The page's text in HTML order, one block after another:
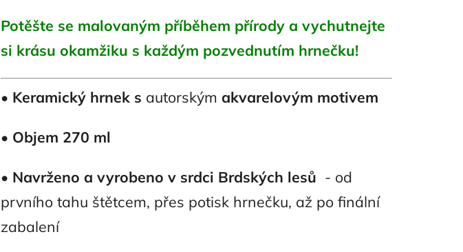
0,0
5
hvězdiček.
Potěšte se malovaným příběhem přírody a vychutnejte
si krásu okamžiku s každým pozvednutím hrnečku!
• Keramický hrnek s autorským akvarelovým motivem
• Objem 270 ml
• Navrženo a vyrobeno v srdci Brdských lesů - od
prvního tahu štětcem, přes potisk hrnečku, až po finální
zabalení